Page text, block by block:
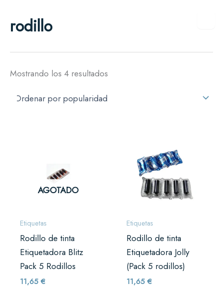
contenido
rodillo
Mostrando los 4 resultados
AGOTADO
Etiquetas
Rodillo de tinta
Etiquetadora Blitz
Pack 5 Rodillos
11,65€
Etiquetas
Rodillo de tinta
Etiquetadora Jolly
(Pack 5 rodillos)
11,65€